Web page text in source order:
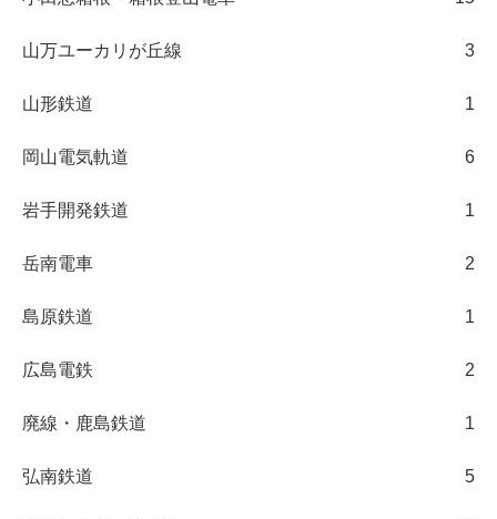
山万ユーカリが丘線 3
山形鉄道 1
岡山電気軌道 6
岩手開発鉄道 1
岳南電車 2
島原鉄道 1
広島電鉄 2
廃線・鹿島鉄道 1
弘南鉄道 5